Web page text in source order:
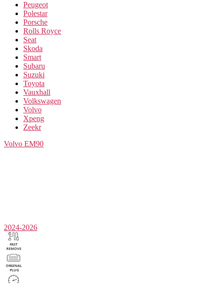
Peugeot
Polestar
Porsche
Rolls Royce
Seat
Skoda
Smart
Subaru
Suzuki
Toyota
Vauxhall
Volkswagen
Volvo
Xpeng
Zeekr
Volvo EM90
2024-2026